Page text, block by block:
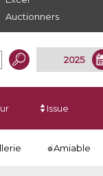
Auctionners
Issue
Amiable